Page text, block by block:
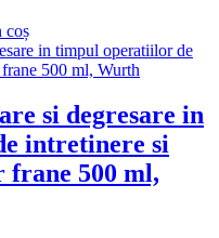
coș
si degresare in
intretinere si
500 ml,